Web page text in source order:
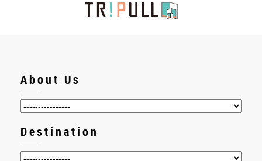
About Us
Destination